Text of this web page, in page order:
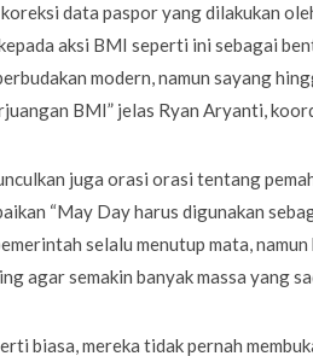
data paspor yang dilakukan
aksi BMI seperti ini sebagai
modern, namun sayang
BMI” jelas Ryan Aryanti,
juga orasi orasi tentang
“May Day harus digunakan
selalu menutup mata,
agar semakin banyak massa yang
biasa, mereka tidak pernah